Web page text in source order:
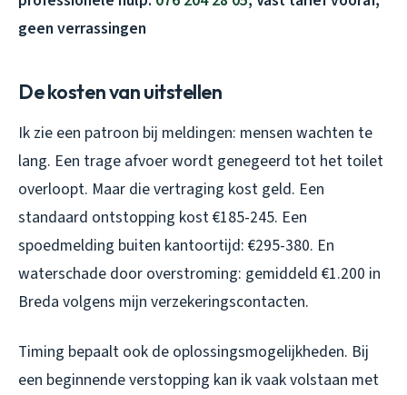
geen verrassingen
De kosten van uitstellen
Ik zie een patroon bij meldingen: mensen wachten te
lang. Een trage afvoer wordt genegeerd tot het toilet
overloopt. Maar die vertraging kost geld. Een
standaard ontstopping kost €185-245. Een
spoedmelding buiten kantoortijd: €295-380. En
waterschade door overstroming: gemiddeld €1.200 in
Breda volgens mijn verzekeringscontacten.
Timing bepaalt ook de oplossingsmogelijkheden. Bij
een beginnende verstopping kan ik vaak volstaan met